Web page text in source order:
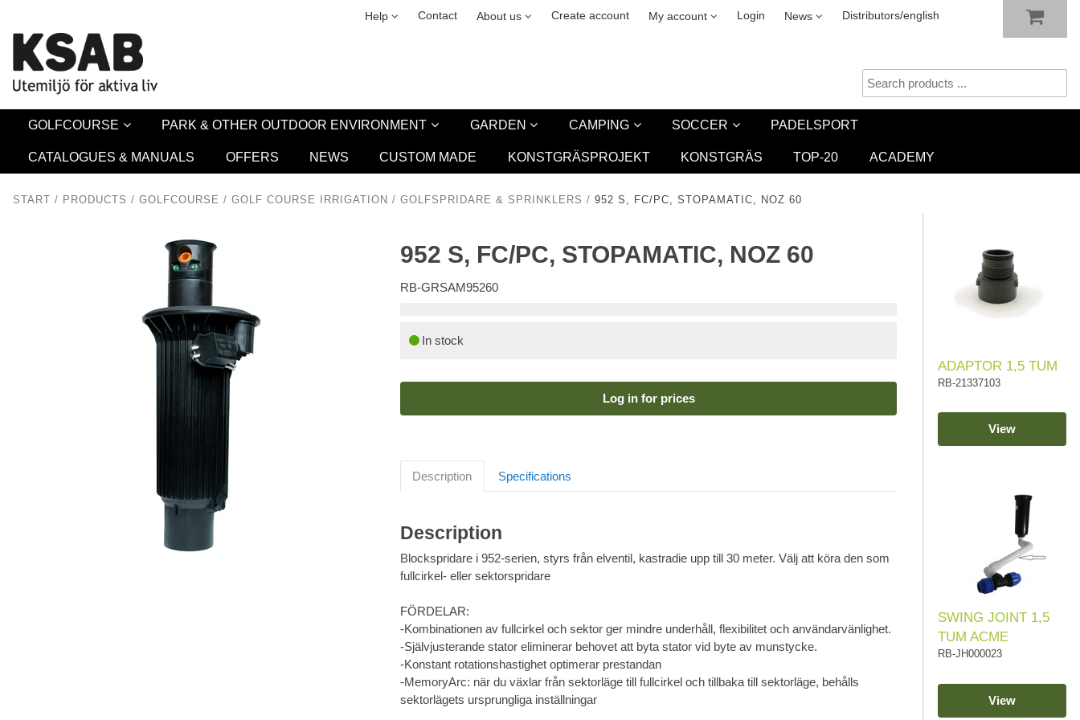
Help
Security & cookies Contact About us
Leasing Create account My account Login News
Newsletter Distributors/english
GOLFCOURSE PARK & OTHER OUTDOOR ENVIRONMENT GARDEN CAMPING SOCCER PADELSPORT
CATALOGUES & MANUALS OFFERS NEWS CUSTOM MADE KONSTGRÄSPROJEKT KONSTGRÄS TOP-20 ACADEMY
START / PRODUCTS / GOLFCOURSE / GOLF COURSE IRRIGATION / GOLFSPRIDARE & SPRINKLERS / 952 S, FC/PC, STOPAMATIC, NOZ 60
952 S, FC/PC, STOPAMATIC, NOZ 60
RB-GRSAM95260
In stock
Log in for prices
Description Specifications
Description
Blockspridare i 952-serien, styrs från elventil, kastradie upp till 30 meter. Välj att köra den som
fullcirkel- eller sektorspridare
FÖRDELAR:
-Kombinationen av fullcirkel och sektor ger mindre underhåll, flexibilitet och användarvänlighet.
-Självjusterande stator eliminerar behovet att byta stator vid byte av munstycke.
-Konstant rotationshastighet optimerar prestandan
-MemoryArc: när du växlar från sektorläge till fullcirkel och tillbaka till sektorläge, behålls
sektorlägets ursprungliga inställningar
ADAPTOR 1,5 TUM
RB-21337103
View
SWING JOINT 1,5
TUM ACME
RB-JH000023
View